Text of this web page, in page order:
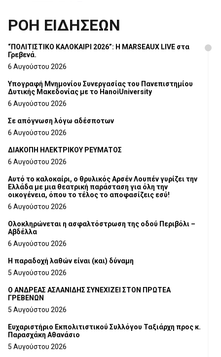
ΡΟΗ ΕΙΔΗΣΕΩΝ
“ΠΟΛΙΤΙΣΤΙΚΟ ΚΑΛΟΚΑΙΡΙ 2026”: Η MARSEAUX LIVE στα
Γρεβενά.
6 Αυγούστου 2026
Υπογραφή Μνημονίου Συνεργασίας του Πανεπιστημίου
Δυτικής Μακεδονίας με το HanoiUniversity
6 Αυγούστου 2026
Σε απόγνωση λόγω αδέσποτων
6 Αυγούστου 2026
ΔΙΑΚΟΠΗ ΗΛΕΚΤΡΙΚΟΥ ΡΕΥΜΑΤΟΣ
6 Αυγούστου 2026
Αυτό το καλοκαίρι, ο θρυλικός Αρσέν Λουπέν γυρίζει την
Ελλάδα με μια θεατρική παράσταση για όλη την
οικογένεια, όπου το τέλος το αποφασίζεις εσύ!
6 Αυγούστου 2026
Ολοκληρώνεται η ασφαλτόστρωση της οδού Περιβόλι –
Αβδέλλα
6 Αυγούστου 2026
H παραδοχή λαθών είναι (και) δύναμη
5 Αυγούστου 2026
Ο ΑΝΔΡΕΑΣ ΑΣΛΑΝΙΔΗΣ ΣΥΝΕΧΙΖΕΙ ΣΤΟΝ ΠΡΩΤΕΑ
ΓΡΕΒΕΝΩΝ
5 Αυγούστου 2026
Ευχαριστήριο Εκπολιτιστικού Συλλόγου Ταξιάρχη προς κ.
Παρασχάκη Αθανάσιο
5 Αυγούστου 2026